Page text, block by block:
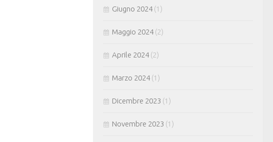
Giugno 2024 (1)
Maggio 2024 (2)
Aprile 2024 (2)
Marzo 2024 (1)
Dicembre 2023 (1)
Novembre 2023 (1)